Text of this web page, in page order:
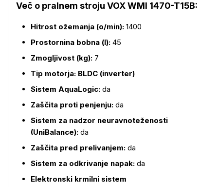
Več o pralnem stroju VOX WMI 1470-T15B:
Hitrost ožemanja (o/min): 1400
Prostornina bobna (l): 45
Zmogljivost (kg): 7
Tip motorja: BLDC (inverter)
Sistem AquaLogic: da
Zaščita proti penjenju: da
Sistem za nadzor neuravnoteženosti
(UniBalance): da
Zaščita pred prelivanjem: da
Sistem za odkrivanje napak: da
Elektronski krmilni sistem